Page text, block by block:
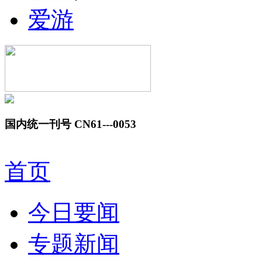
爱游
国内统一刊号 CN61---0053
首页
今日要闻
专题新闻